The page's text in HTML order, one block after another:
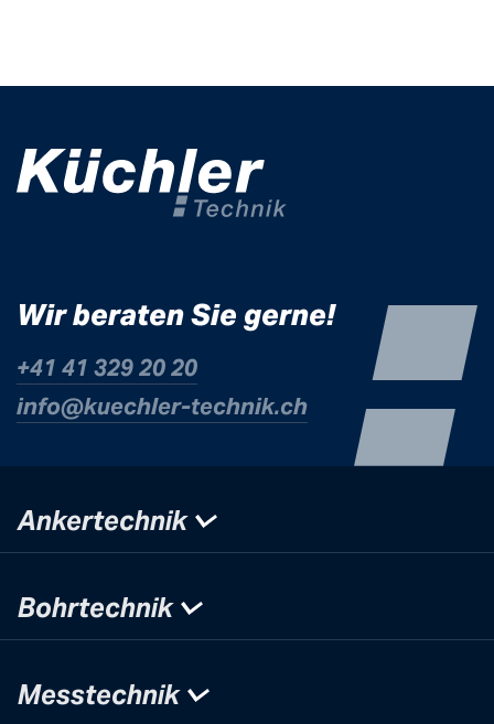
Wir beraten Sie gerne!
+41 41 329 20 20
info@kuechler-technik.ch
Ankertechnik
Bohrtechnik
Messtechnik